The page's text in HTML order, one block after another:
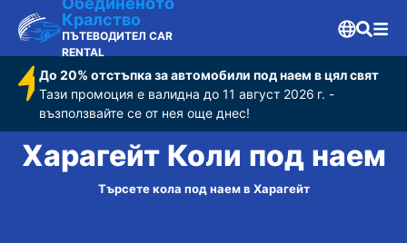
Кралство
ПЪТЕВОДИТЕЛ CAR
RENTAL
До 20% отстъпка за автомобили под наем в цял свят
Тази промоция е валидна до 11 август 2026 г. -
възползвайте се от нея още днес!
Харагейт Коли под наем
Търсете кола под наем в Харагейт